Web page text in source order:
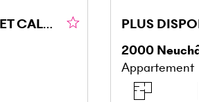
LUMINEUX, SPACIEUX ET CALME
PLUS
2000
Appartement